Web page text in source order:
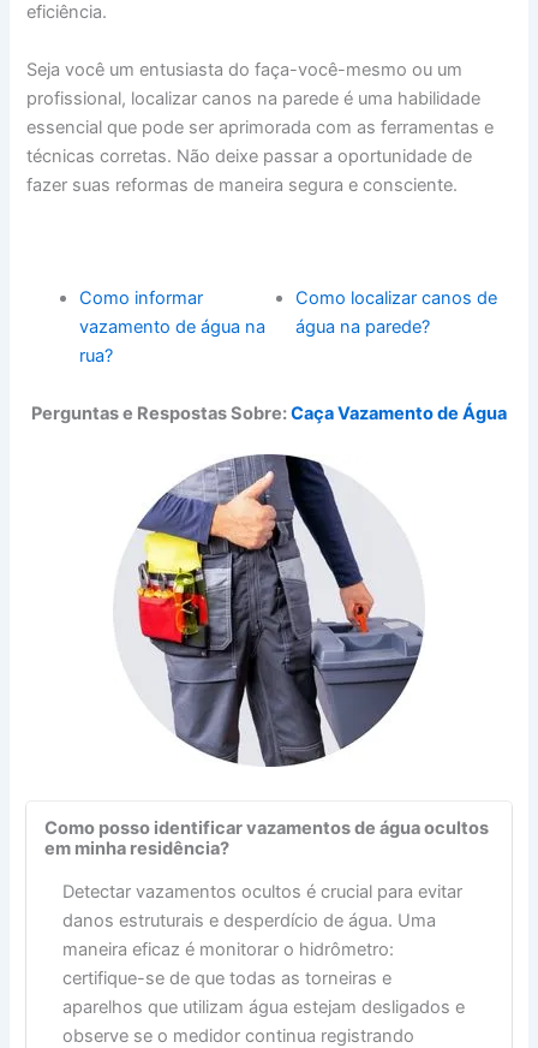
eficiência.
Seja você um entusiasta do faça-você-mesmo ou um
profissional, localizar canos na parede é uma habilidade
essencial que pode ser aprimorada com as ferramentas e
técnicas corretas. Não deixe passar a oportunidade de
fazer suas reformas de maneira segura e consciente.
Como informar
vazamento de água na
rua?
Como localizar canos de
água na parede?
Perguntas e Respostas Sobre:Caça Vazamento de Água
Como posso identificar vazamentos de água ocultos
em minha residência?
Detectar vazamentos ocultos é crucial para evitar
danos estruturais e desperdício de água. Uma
maneira eficaz é monitorar o hidrômetro:
certifique-se de que todas as torneiras e
aparelhos que utilizam água estejam desligados e
observe se o medidor continua registrando